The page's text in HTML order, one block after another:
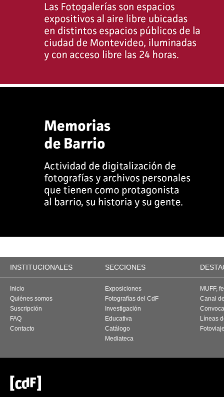
INSTITUCIONALES SECCIONES
Inicio
Quiénes somos
Suscripción
FAQ
Contacto
Exposiciones
Fotografías del CdF
Investigación
Educativa
Catálogo
Mediateca
MUFF,
Canal
Líneas